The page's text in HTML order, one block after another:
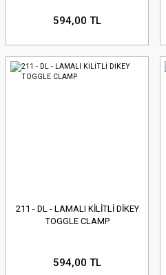
594,00 TL
211 - DL - LAMALI KİLİTLİ DİKEY
TOGGLE CLAMP
594,00 TL